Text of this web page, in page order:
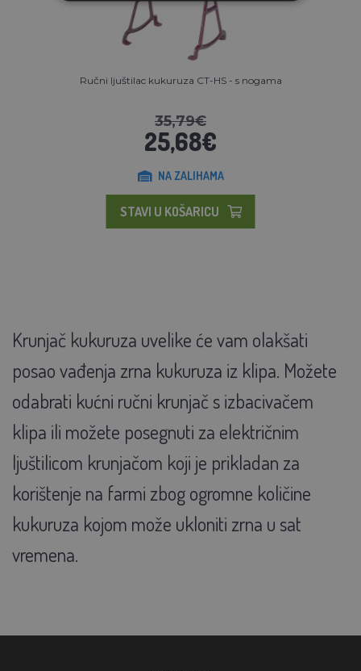
Ručni ljuštilac kukuruza CT-HS - s nogama
35,79€
25,68€
NA ZALIHAMA
STAVI U KOŠARICU
Krunjač kukuruza uvelike će vam olakšati
posao vađenja zrna kukuruza iz klipa. Možete
odabrati kućni ručni krunjač s izbacivačem
klipa ili možete posegnuti za električnim
ljuštilicom krunjačom koji je prikladan za
korištenje na farmi zbog ogromne količine
kukuruza kojom može ukloniti zrna u sat
vremena.